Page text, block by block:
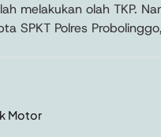
melakukan olah TKP.
SPKT Polres
Motor